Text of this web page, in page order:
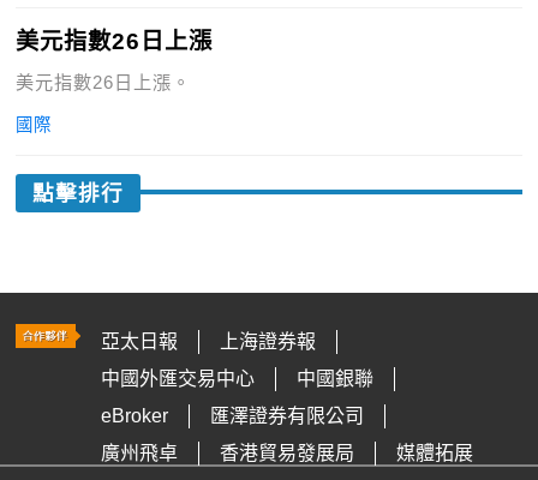
美元指數26日上漲
美元指數26日上漲。
國際
點擊排行
亞太日報
上海證券報
中國外匯交易中心
中國銀聯
eBroker
匯澤證券有限公司
廣州飛卓
香港貿易發展局 媒體拓展